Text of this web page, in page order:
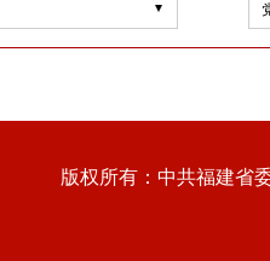
版权所有：中共福建省